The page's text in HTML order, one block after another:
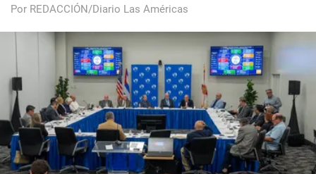
Por REDACCIÓN/Diario Las Américas